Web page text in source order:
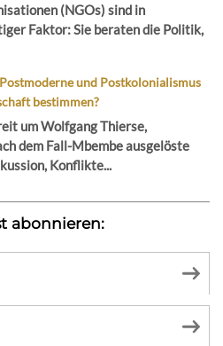
(NGOs) sind in
Faktor: Sie beraten die Politik,
und Postkolonialismus
bestimmen?
um Wolfgang Thierse,
dem Fall-Mbembe ausgelöste
Konflikte...
abonnieren: